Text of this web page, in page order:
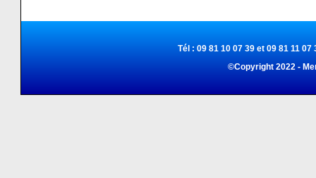
Tél : 09 81 10 07 39 et 09 81 11
©Copyright 2022 -